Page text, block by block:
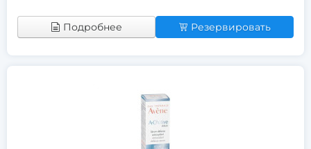
Подробнее Резервировать